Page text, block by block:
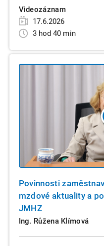
Videozáznam
17.6.2026
3 hod 40 min
Povinnosti
mzdové aktuality a
JMHZ
Ing. Růžena Klímová